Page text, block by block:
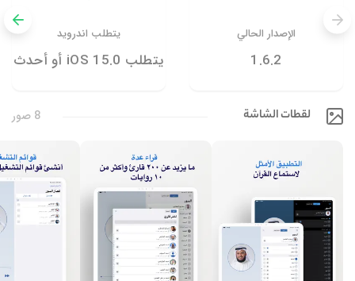
الإصدار الحالي
1.6.2
يتطلب اندرويد
يتطلب iOS 15.0 أو أحدث
لقطات الشاشة 8 صور